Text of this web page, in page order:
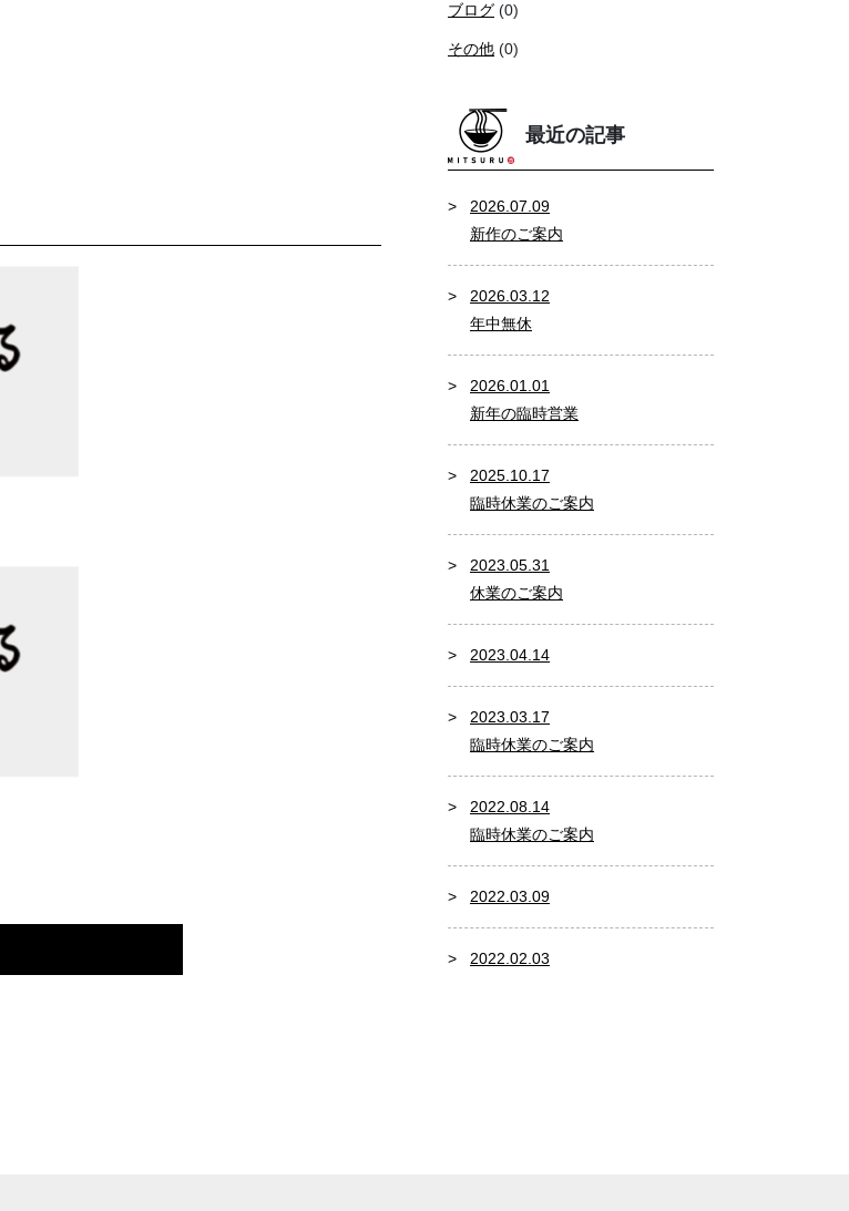
ブログ (0)
その他 (0)
最近の記事
2026.07.09
新作のご案内
2026.03.12
年中無休
2026.01.01
新年の臨時営業
2025.10.17
臨時休業のご案内
2023.05.31
休業のご案内
2023.04.14
2023.03.17
臨時休業のご案内
2022.08.14
臨時休業のご案内
2022.03.09
2022.02.03